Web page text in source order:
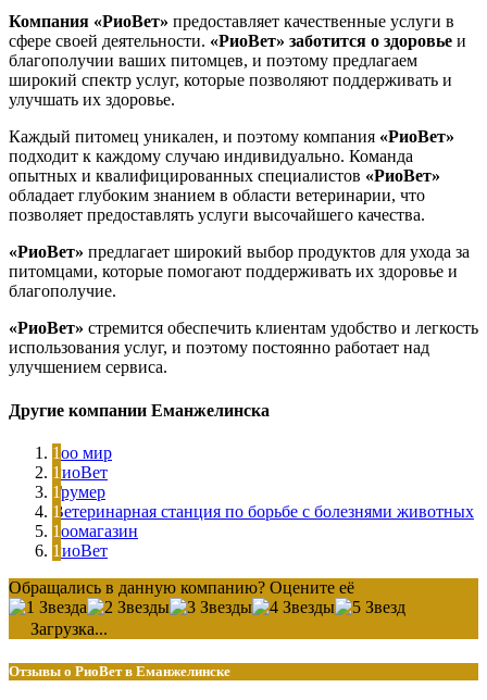
Компания «РиоВет» предоставляет качественные услуги в
сфере своей деятельности. «РиоВет» заботится о здоровье и
благополучии ваших питомцев, и поэтому предлагаем
широкий спектр услуг, которые позволяют поддерживать и
улучшать их здоровье.
Каждый питомец уникален, и поэтому компания «РиоВет»
подходит к каждому случаю индивидуально. Команда
опытных и квалифицированных специалистов «РиоВет»
обладает глубоким знанием в области ветеринарии, что
позволяет предоставлять услуги высочайшего качества.
«РиоВет» предлагает широкий выбор продуктов для ухода за
питомцами, которые помогают поддерживать их здоровье и
благополучие.
«РиоВет» стремится обеспечить клиентам удобство и легкость
использования услуг, и поэтому постоянно работает над
улучшением сервиса.
Другие компании Еманжелинска
Зоо мир
РиоВет
Грумер
Ветеринарная станция по борьбе с болезнями животных
Зоомагазин
РиоВет
Обращались в данную компанию? Оцените её
Загрузка...
Отзывы о РиоВет в Еманжелинске